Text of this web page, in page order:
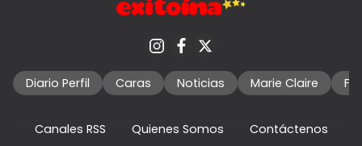
Diario Perfil Caras Noticias Marie Claire
Canales RSS Quienes Somos Contáctenos